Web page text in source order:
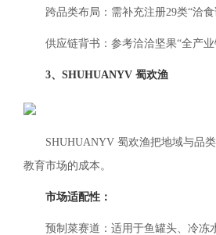
跨品类布局：需补充注册29类“洽
供应链背书：参考洽洽坚果“全产
3、SHUHUANYV 蜀欢渔
SHUHUANYV 蜀欢渔把地域与品
教育市场的成本。
市场适配性：
预制菜赛道：适用于鱼罐头、冷冻